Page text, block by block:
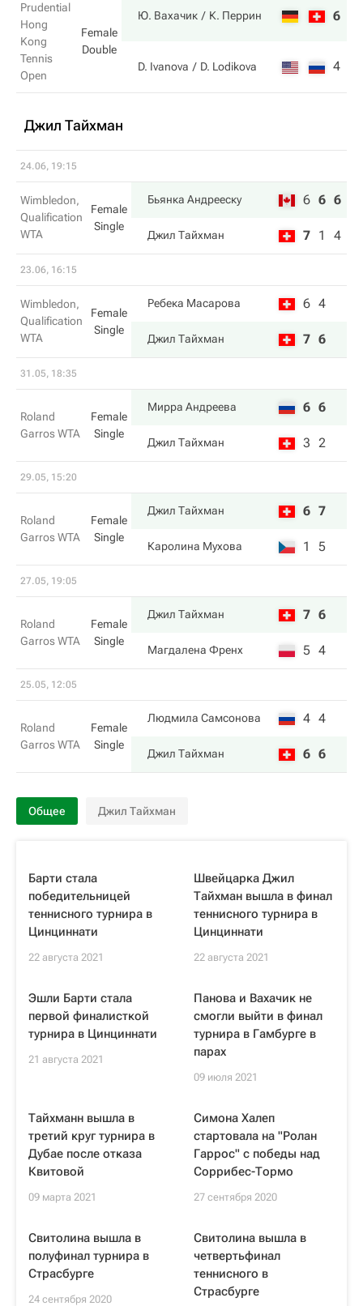
Prudential
Hong
Kong
Tennis
Open
Female
Double
Ю. Вахачик К. Перрин 6
D. Ivanova D. Lodikova 4
Джил Тайхман
24.06, 19:15
Wimbledon,
Qualification
WTA
Female
Single
Бьянка Андрееску 6 6 6
Джил Тайхман 7 1 4
23.06, 16:15
Wimbledon,
Qualification
WTA
Female
Single
Ребека Масарова 6 4
Джил Тайхман 7 6
31.05, 18:35
Roland
Garros WTA
Female
Single
Мирра Андреева 6 6
Джил Тайхман 3 2
29.05, 15:20
Roland
Garros WTA
Female
Single
Джил Тайхман 6 7
Каролина Мухова 1 5
27.05, 19:05
Roland
Garros WTA
Female
Single
Джил Тайхман 7 6
Магдалена Френх 5 4
25.05, 12:05
Roland
Garros WTA
Female
Single
Людмила Самсонова 4 4
Джил Тайхман 6 6
Общее Джил Тайхман
Барти стала
победительницей
теннисного турнира в
Цинциннати
22 августа 2021
Швейцарка Джил
Тайхман вышла в финал
теннисного турнира в
Цинциннати
22 августа 2021
Эшли Барти стала
первой финалисткой
турнира в Цинциннати
21 августа 2021
Панова и Вахачик не
смогли выйти в финал
турнира в Гамбурге в
парах
09 июля 2021
Тайхманн вышла в
третий круг турнира в
Дубае после отказа
Квитовой
09 марта 2021
Симона Халеп
стартовала на "Ролан
Гаррос" с победы над
Соррибес-Тормо
27 сентября 2020
Свитолина вышла в
полуфинал турнира в
Страсбурге
24 сентября 2020
Свитолина вышла в
четвертьфинал
теннисного в
Страсбурге